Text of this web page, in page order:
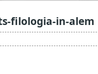
filologia-in-alem